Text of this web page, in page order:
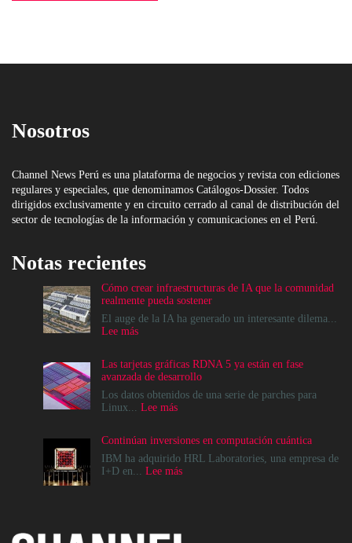
Nosotros
Channel News Perú es una plataforma de negocios y revista con ediciones
regulares y especiales, que denominamos Catálogos-Dossier. Todos
dirigidos exclusivamente y en circuito cerrado al canal de distribución del
sector de tecnologías de la información y comunicaciones en el Perú.
Notas recientes
Cómo crear infraestructuras de IA que la comunidad
realmente pueda sostener
El auge de la IA ha generado un interesante dilema...
Lee más:
infraestructuras
de
IA
que
realmente
pueda
sostener
Las tarjetas gráficas RDNA 5 ya están en fase
avanzada de desarrollo
Los datos obtenidos de una serie de parches para
Linux... Lee más:
gráficas
RDNA
5
avanzada
Continúan inversiones en computación cuántica
IBM ha adquirido HRL Laboratories, una empresa de
I+D en... Lee más: